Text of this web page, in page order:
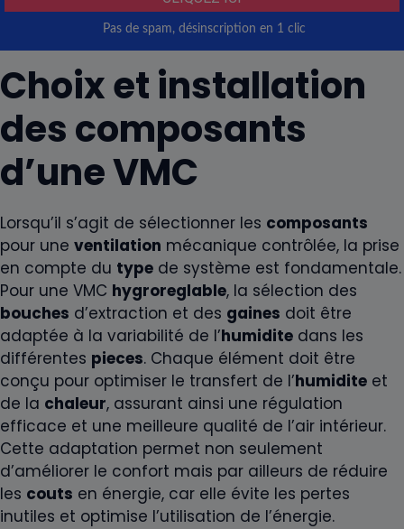
Choix et installation
des composants
d’une VMC
Lorsqu’il s’agit de sélectionner les composants
pour une ventilation mécanique contrôlée, la prise
en compte du type de système est fondamentale.
Pour une VMC hygroreglable, la sélection des
bouches d’extraction et des gaines doit être
adaptée à la variabilité de l’humidite dans les
différentes pieces. Chaque élément doit être
conçu pour optimiser le transfert de l’humidite et
de la chaleur, assurant ainsi une régulation
efficace et une meilleure qualité de l’air intérieur.
Cette adaptation permet non seulement
d’améliorer le confort mais par ailleurs de réduire
les couts en énergie, car elle évite les pertes
inutiles et optimise l’utilisation de l’énergie.